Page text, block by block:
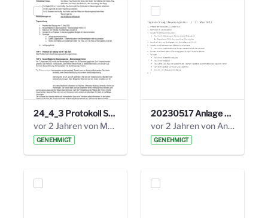
24_4_3 Protokoll Steuerungskreis.pdf
vor 2 Jahren von Marcel Eckert
GENEHMIGT
20230517 Anlage 1_35. Steuerungskreis.pdf
vor 2 Jahren von Anni Schlumberger
GENEHMIGT